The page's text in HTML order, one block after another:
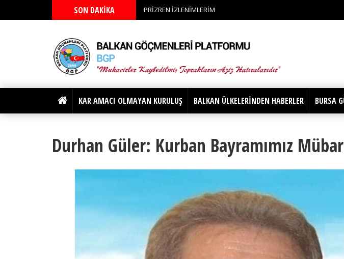
SON DAKİKA PRİZREN İZLENİMLERİM
KAR AMACI OLMAYAN KURULUŞ BALKAN ÜLKELERİNDEN HABERLER BURSA
Durhan Güler: Kurban Bayramımız